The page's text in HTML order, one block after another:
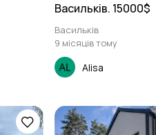
Васильків. 15000$
Васильків
9 місяців тому
Alisa